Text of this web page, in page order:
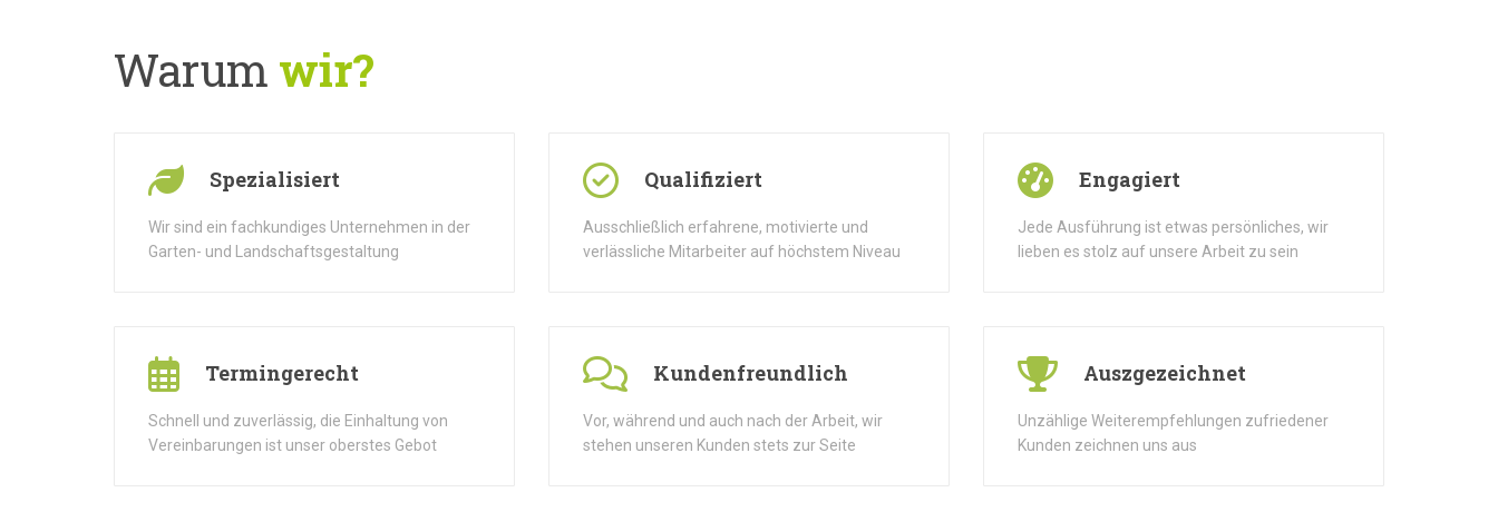
Warum wir?
Spezialisiert
Wir sind ein fachkundiges Unternehmen in der
Garten- und Landschaftsgestaltung
Termingerecht
Schnell und zuverlässig, die Einhaltung von
Vereinbarungen ist unser oberstes Gebot
Qualifiziert
Ausschließlich erfahrene, motivierte und
verlässliche Mitarbeiter auf höchstem Niveau
Kundenfreundlich
Vor, während und auch nach der Arbeit, wir
stehen unseren Kunden stets zur Seite
Engagiert
Jede Ausführung ist etwas persönliches, wir
lieben es stolz auf unsere Arbeit zu sein
Auszgezeichnet
Unzählige Weiterempfehlungen zufriedener
Kunden zeichnen uns aus